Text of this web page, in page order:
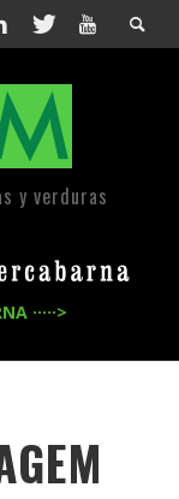
y verduras
·····>